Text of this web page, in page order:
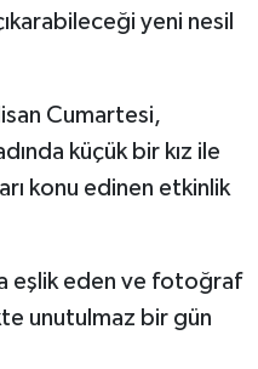
yeni nesil
Cumartesi,
küçük bir kız ile
konu edinen etkinlik
eşlik eden ve fotoğraf
unutulmaz bir gün